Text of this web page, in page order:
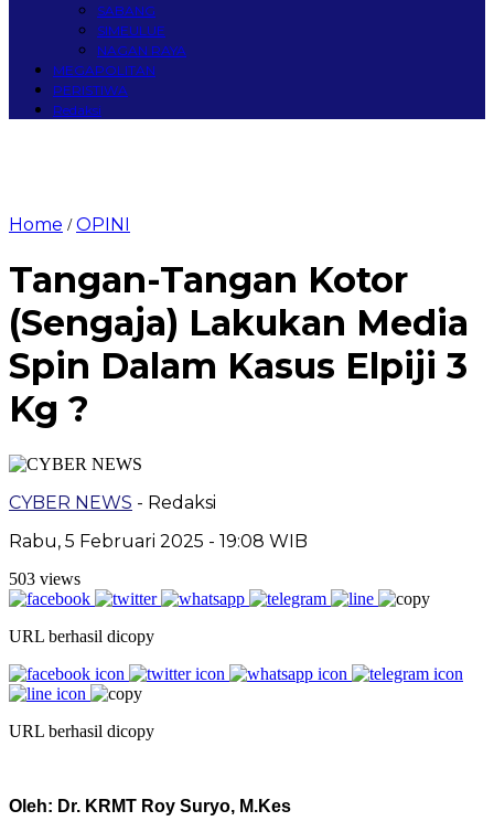
SABANG
SIMEULUE
NAGAN RAYA
MEGAPOLITAN
PERISTIWA
Redaksi
Home /OPINI
Tangan-Tangan Kotor
(Sengaja) Lakukan Media
Spin Dalam Kasus Elpiji 3
Kg ?
CYBER NEWS - Redaksi
Rabu, 5 Februari 2025 - 19:08 WIB
503 views
URL berhasil dicopy
URL berhasil dicopy
Oleh: Dr. KRMT Roy Suryo, M.Kes